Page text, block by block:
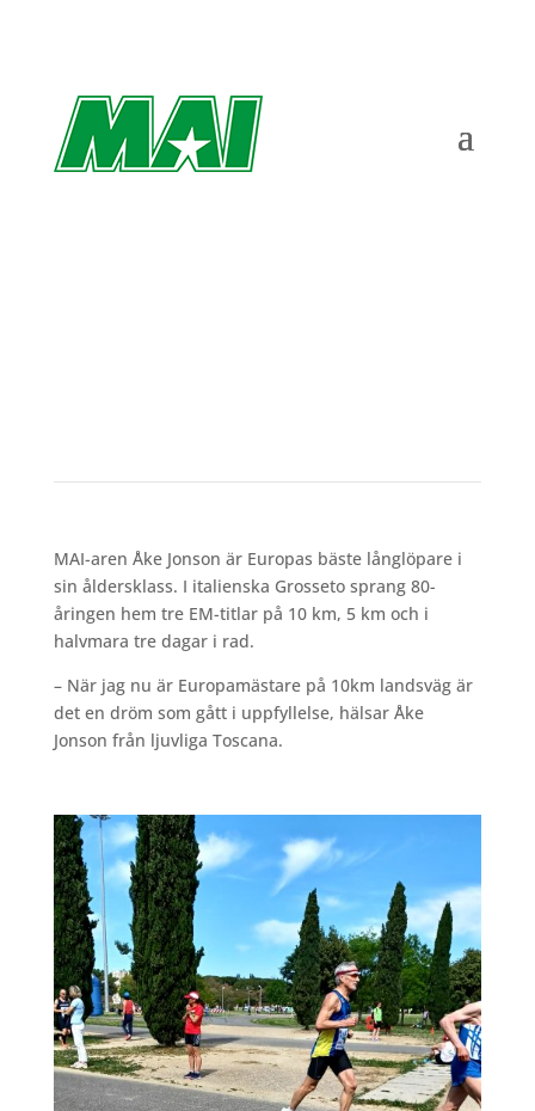
MAI-aren Åke Jonson är Europas bäste långlöpare i
sin åldersklass. I italienska Grosseto sprang 80-
åringen hem tre EM-titlar på 10 km, 5 km och i
halvmara tre dagar i rad.
– När jag nu är Europamästare på 10km landsväg är
det en dröm som gått i uppfyllelse, hälsar Åke
Jonson från ljuvliga Toscana.